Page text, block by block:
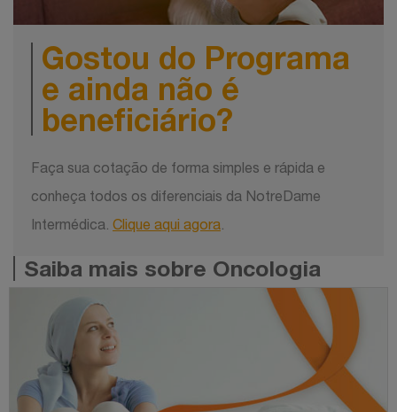
Gostou do Programa
e ainda não é
beneficiário?
Faça sua cotação de forma simples e rápida e
conheça todos os diferenciais da NotreDame
Intermédica. Clique aqui agora
Saiba mais sobre Oncologia